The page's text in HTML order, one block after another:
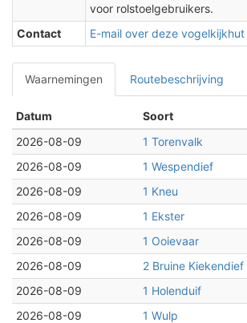
voor rolstoelgebruikers.
Contact
E-mail over deze vogelkijkhut
Waarnemingen Routebeschrijving
Datum
Soort
2026-08-09
1 Torenvalk
2026-08-09
1 Wespendief
2026-08-09
1 Kneu
2026-08-09
1 Ekster
2026-08-09
1 Ooievaar
2026-08-09
2 Bruine Kiekendief
2026-08-09
1 Holenduif
2026-08-09
1 Wulp